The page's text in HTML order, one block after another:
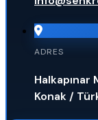
ADRES
Halkapınar
Konak /